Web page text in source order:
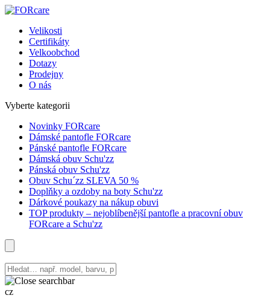
Velikosti
Certifikáty
Velkoobchod
Dotazy
Prodejny
O nás
Vyberte kategorii
Novinky FORcare
Dámské pantofle FORcare
Pánské pantofle FORcare
Dámská obuv Schu'zz
Pánská obuv Schu'zz
Obuv Schu´zz SLEVA 50 %
Doplňky a ozdoby na boty Schu'zz
Dárkové poukazy na nákup obuvi
TOP produkty – nejoblíbenější pantofle a pracovní obuv
FORcare a Schu'zz
cz